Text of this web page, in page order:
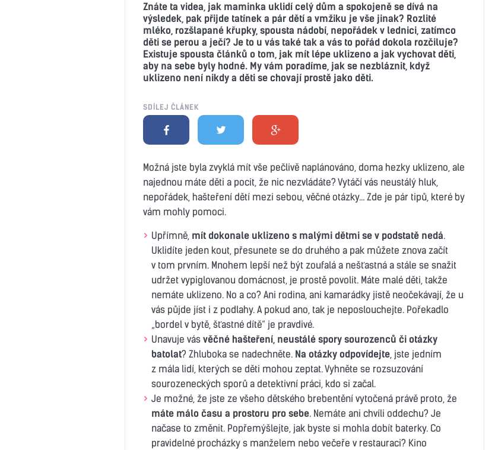
Znáte ta videa, jak maminka uklidí celý dům a spokojeně se dívá na
výsledek, pak přijde tatínek a pár dětí a vmžiku je vše jinak? Rozlité
mléko, rozšlapané křupky, spousta nádobí, nepořádek v lednici, zatímco
děti se perou a ječí? Je to u vás také tak a vás to pořád dokola rozčiluje?
Existuje spousta článků o tom, jak mít lépe uklizeno a jak vychovat děti,
aby na sebe byly hodné. My vám poradíme, jak se nezbláznit, když
uklizeno není nikdy a děti se chovají prostě jako děti.
SDÍLEJ ČLÁNEK
Možná jste byla zvyklá mít vše pečlivě naplánováno, doma hezky uklizeno, ale
najednou máte děti a pocit, že nic nezvládáte? Vytáčí vás neustálý hluk,
nepořádek, hašteření dětí mezi sebou, věčné otázky… Zde je pár tipů, které by
vám mohly pomoci.
Upřímně, mít dokonale uklizeno s malými dětmi se v podstatě nedá.
Uklidíte jeden kout, přesunete se do druhého a pak můžete znova začít
v tom prvním. Mnohem lepší než být zoufalá a nešťastná a stále se snažit
udržet vypiglovanou domácnost, je prostě povolit. Máte malé děti, takže
nemáte uklizeno. No a co? Ani rodina, ani kamarádky jistě neočekávají, že u
vás půjde jíst i z podlahy. A pokud ano, tak je neposlouchejte. Pořekadlo
„bordel v bytě, šťastné dítě“ je pravdivé.
Unavuje vás věčné hašteření, neustálé spory sourozenců či otázky
batolat? Zhluboka se nadechněte. Na otázky odpovídejte, jste jedním
z mála lidí, kterých se děti mohou zeptat. Vyhněte se rozsuzování
sourozeneckých sporů a detektivní práci, kdo si začal.
Je možné, že jste ze všeho dětského brebentění vytočená právě proto, že
máte málo času a prostoru pro sebe. Nemáte ani chvíli oddechu? Je
načase to změnit. Popřemýšlejte, jak byste si mohla dobít baterky. Co
pravidelné procházky s manželem nebo večeře v restauraci? Kino